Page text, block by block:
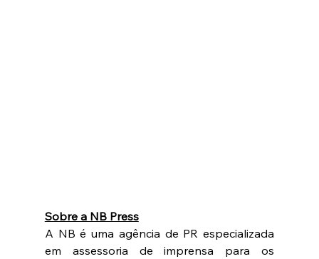
Sobre a NB Press
A NB é uma agência de PR especializada
em assessoria de imprensa para os